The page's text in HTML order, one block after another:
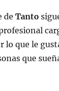
deTanto
lo que le
que